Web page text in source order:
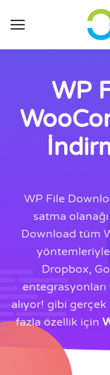
Ana içeriğe
WP
WP File
satma
Download tüm
Dropbox,
alıyor! gibi
fazla özellik için